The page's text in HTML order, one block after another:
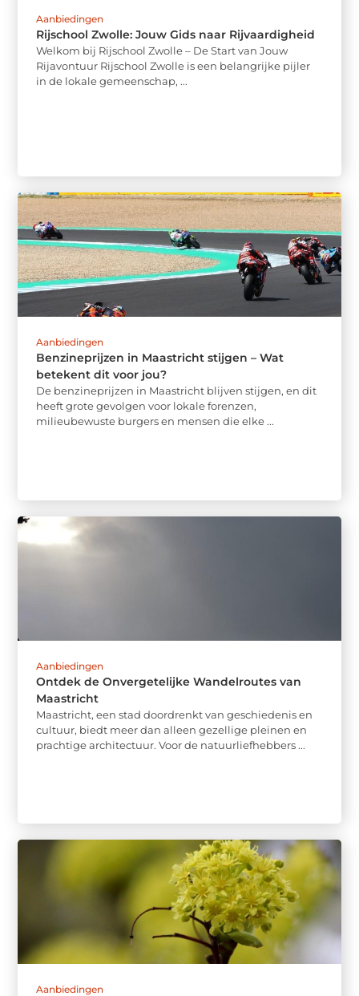
Aanbiedingen
Rijschool Zwolle: Jouw Gids naar Rijvaardigheid
Welkom bij Rijschool Zwolle – De Start van Jouw
Rijavontuur Rijschool Zwolle is een belangrijke pijler
in de lokale gemeenschap, ...
Aanbiedingen
Benzineprijzen in Maastricht stijgen – Wat
betekent dit voor jou?
De benzineprijzen in Maastricht blijven stijgen, en dit
heeft grote gevolgen voor lokale forenzen,
milieubewuste burgers en mensen die elke ...
Aanbiedingen
Ontdek de Onvergetelijke Wandelroutes van
Maastricht
Maastricht, een stad doordrenkt van geschiedenis en
cultuur, biedt meer dan alleen gezellige pleinen en
prachtige architectuur. Voor de natuurliefhebbers ...
Aanbiedingen